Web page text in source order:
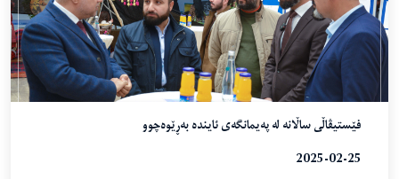
فێستیڤاڵی ساڵانە لە پەیمانگەی ئایندە بەڕێوەچوو
2025-02-25